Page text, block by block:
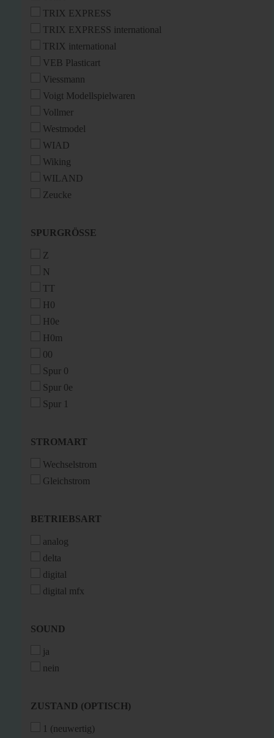
TRIX EXPRESS
TRIX EXPRESS international
TRIX international
VEB Plasticart
Viessmann
Voigt Modellspielwaren
Vollmer
Westmodel
WIAD
Wiking
WILAND
Zeucke
SPURGRÖSSE
SPURGRÖSSE
Z
N
TT
H0
H0e
H0m
00
Spur 0
Spur 0e
Spur 1
STROMART
STROMART
Wechselstrom
Gleichstrom
BETRIEBSART
BETRIEBSART
analog
delta
digital
digital mfx
SOUND
SOUND
ja
nein
ZUSTAND
ZUSTAND (OPTISCH)
1 (neuwertig)